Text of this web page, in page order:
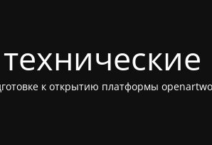
к открытию платформы